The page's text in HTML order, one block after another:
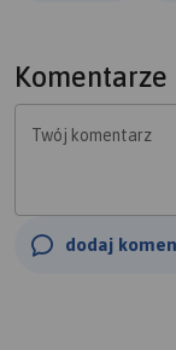
Komentarze
Twój komentarz
dodaj